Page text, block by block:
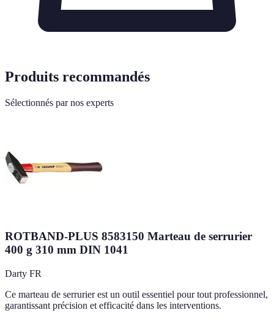
Produits recommandés
Sélectionnés par nos experts
ROTBAND-PLUS 8583150 Marteau de serrurier
400 g 310 mm DIN 1041
Darty FR
Ce marteau de serrurier est un outil essentiel pour tout professionnel,
garantissant précision et efficacité dans les interventions.